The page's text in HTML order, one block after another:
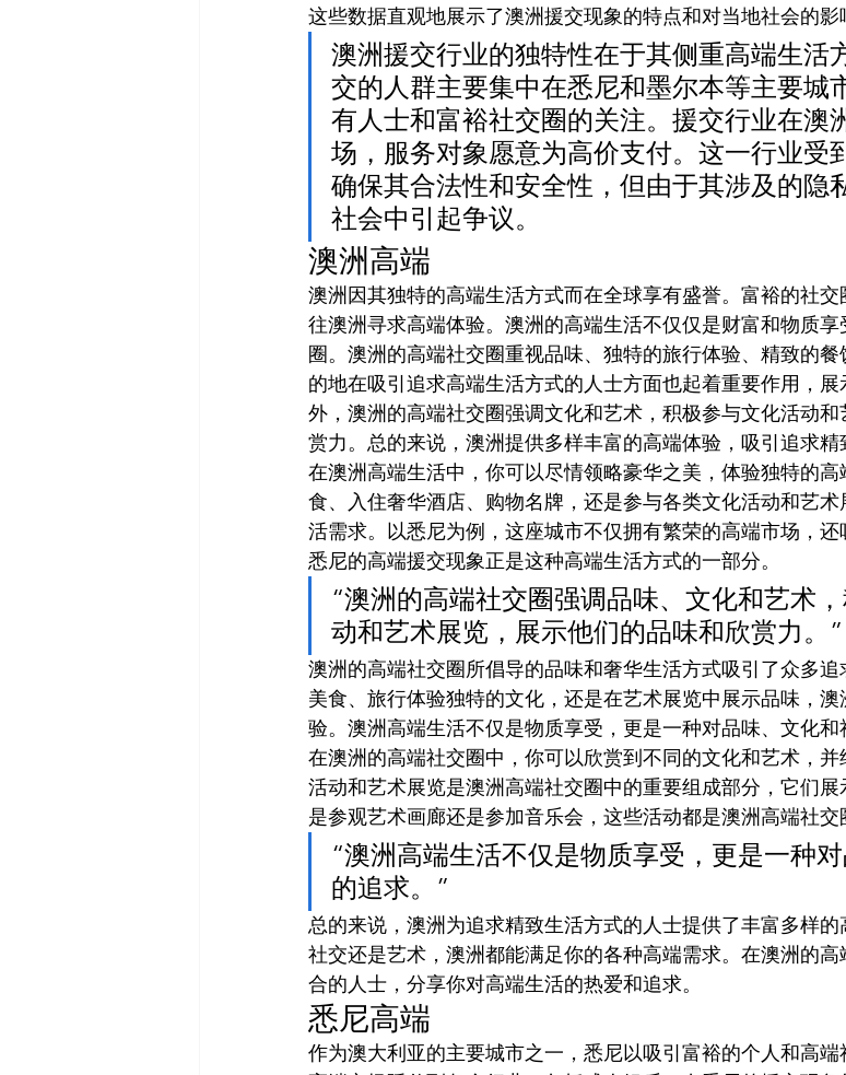
这些数据直观地展示了澳洲援交现象的特点和对当地社会的影
澳洲援交行业的独特性在于其侧重高端生活
交的人群主要集中在悉尼和墨尔本等主要城
有人士和富裕社交圈的关注。援交行业在澳
场，服务对象愿意为高价支付。这一行业受
确保其合法性和安全性，但由于其涉及的隐
社会中引起争议。
澳洲高端
澳洲因其独特的高端生活方式而在全球享有盛誉。富裕的社
往澳洲寻求高端体验。澳洲的高端生活不仅仅是财富和物质
圈。澳洲的高端社交圈重视品味、独特的旅行体验、精致的
的地在吸引追求高端生活方式的人士方面也起着重要作用，
外，澳洲的高端社交圈强调文化和艺术，积极参与文化活动
赏力。总的来说，澳洲提供多样丰富的高端体验，吸引追求精
在澳洲高端生活中，你可以尽情领略豪华之美，体验独特的
食、入住奢华酒店、购物名牌，还是参与各类文化活动和艺
活需求。以悉尼为例，这座城市不仅拥有繁荣的高端市场，还
悉尼的高端援交现象正是这种高端生活方式的一部分。
“澳洲的高端社交圈强调品味、文化和艺术
动和艺术展览，展示他们的品味和欣赏力。”
澳洲的高端社交圈所倡导的品味和奢华生活方式吸引了众多
美食、旅行体验独特的文化，还是在艺术展览中展示品味，
验。澳洲高端生活不仅是物质享受，更是一种对品味、文化和
在澳洲的高端社交圈中，你可以欣赏到不同的文化和艺术，
活动和艺术展览是澳洲高端社交圈中的重要组成部分，它们
是参观艺术画廊还是参加音乐会，这些活动都是澳洲高端社交
“澳洲高端生活不仅是物质享受，更是一种
的追求。”
总的来说，澳洲为追求精致生活方式的人士提供了丰富多样的
社交还是艺术，澳洲都能满足你的各种高端需求。在澳洲的
合的人士，分享你对高端生活的热爱和追求。
悉尼高端
作为澳大利亚的主要城市之一，悉尼以吸引富裕的个人和高